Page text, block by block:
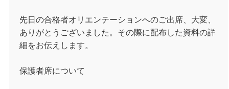
先日の合格者オリエンテーションへのご出席、大変、
ありがとうございました。その際に配布した資料の詳
細をお伝えします。
保護者席について